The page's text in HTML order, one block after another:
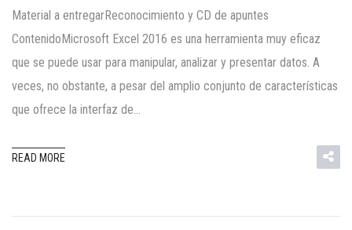
Material a entregarReconocimiento y CD de apuntes
ContenidoMicrosoft Excel 2016 es una herramienta muy eficaz
que se puede usar para manipular, analizar y presentar datos. A
veces, no obstante, a pesar del amplio conjunto de características
que ofrece la interfaz de…
READ MORE